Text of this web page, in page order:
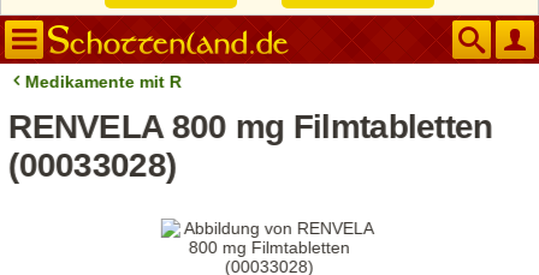
Medikamente mit R
RENVELA 800 mg Filmtabletten
(00033028)